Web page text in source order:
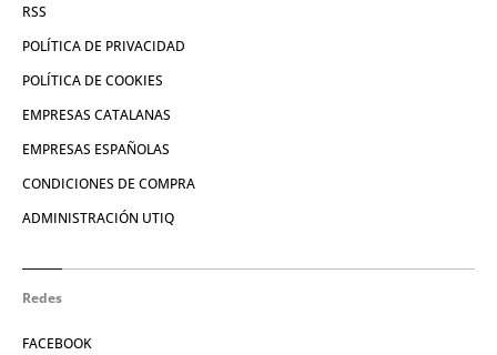
RSS
POLÍTICA DE PRIVACIDAD
POLÍTICA DE COOKIES
EMPRESAS CATALANAS
EMPRESAS ESPAÑOLAS
CONDICIONES DE COMPRA
ADMINISTRACIÓN UTIQ
Redes
FACEBOOK